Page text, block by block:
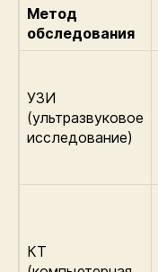
Метод
обследования
УЗИ
(ультразвуковое
исследование)
КТ